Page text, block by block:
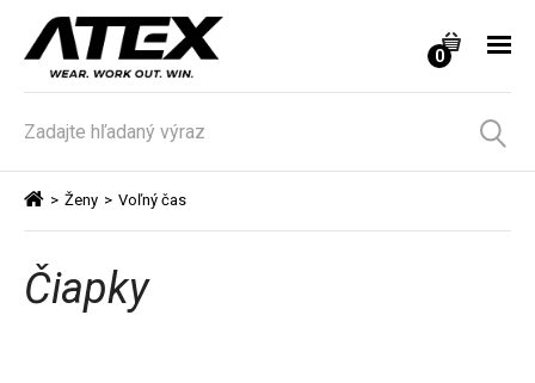
0
> Ženy > Voľný čas
Čiapky